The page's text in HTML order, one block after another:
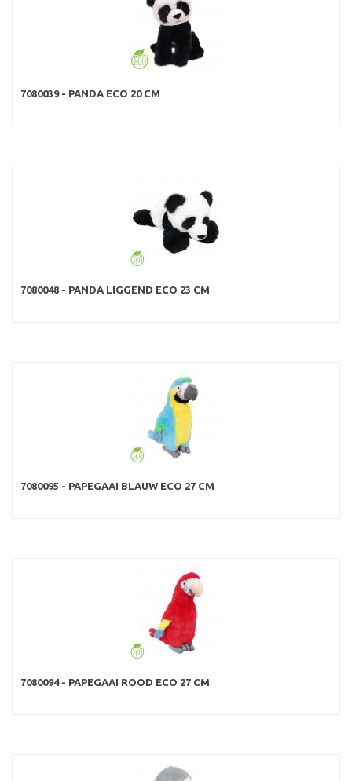
7080039 - PANDA ECO 20 CM
7080048 - PANDA LIGGEND ECO 23 CM
7080095 - PAPEGAAI BLAUW ECO 27 CM
7080094 - PAPEGAAI ROOD ECO 27 CM